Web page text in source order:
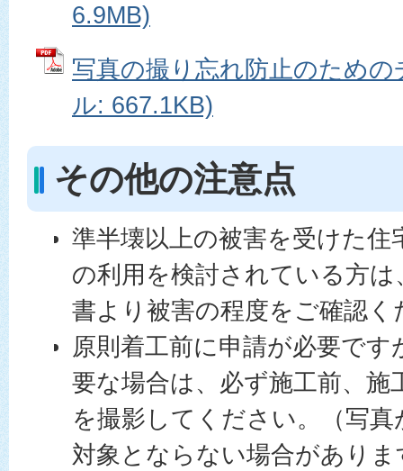
6.9MB)
写真の撮り忘れ防止のため
ル: 667.1KB)
その他の注意点
準半壊以上の被害を受けた住
の利用を検討されている方
書より被害の程度をご確認く
原則着工前に申請が必要です
要な場合は、必ず施工前、施
を撮影してください。（写
対象とならない場合がありま